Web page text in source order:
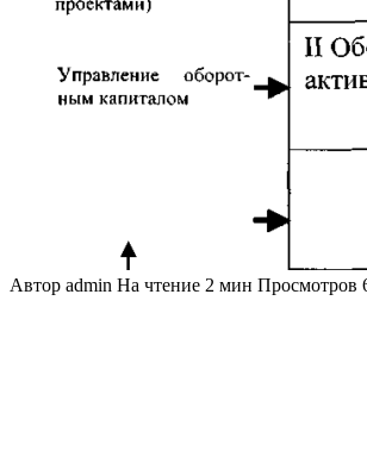
Автор admin На чтение 2 мин Просмотров